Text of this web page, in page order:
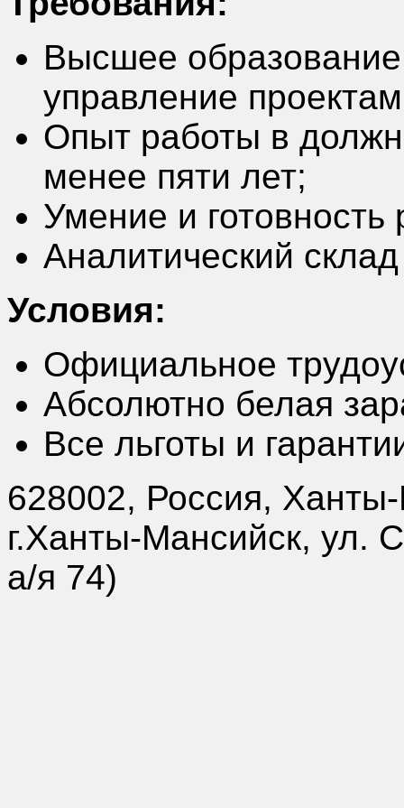
Высшее
управление
Опыт работы в
менее пяти лет;
Умение и
Аналитический
Условия:
Официальное
Абсолютно белая
Все льготы и
628002, Россия,
г.Ханты-Мансийск, ул.
а/я 74)